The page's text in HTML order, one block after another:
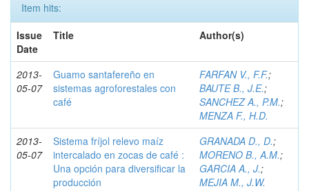
Item hits:
Issue
Date
Title Author(s)
2013-
05-07
Guamo santafereño en
sistemas agroforestales con
café
FARFAN V., F.F.;
BAUTE B., J.E.;
SANCHEZ A., P.M.;
MENZA F., H.D.
2013-
05-07
Sistema fríjol relevo maíz
intercalado en zocas de café :
Una opción para diversificar la
producción
GRANADA D., D.;
MORENO B., A.M.;
GARCIA A., J.;
MEJIA M., J.W.